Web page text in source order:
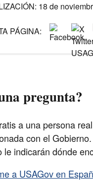
18 de
PÁGINA:
pregunta?
a una persona
con el
le indicarán dónde
a USAGov en